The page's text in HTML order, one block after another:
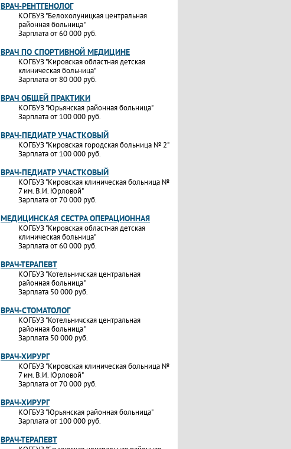
ВРАЧ-РЕНТГЕНОЛОГ
КОГБУЗ "Белохолуницкая центральная
районная больница"
Зарплата от 60 000 руб.
ВРАЧ ПО СПОРТИВНОЙ МЕДИЦИНЕ
КОГБУЗ "Кировская областная детская
клиническая больница"
Зарплата от 80 000 руб.
ВРАЧ ОБЩЕЙ ПРАКТИКИ
КОГБУЗ "Юрьянская районная больница"
Зарплата от 100 000 руб.
ВРАЧ-ПЕДИАТР УЧАСТКОВЫЙ
КОГБУЗ "Кировская городская больница № 2"
Зарплата от 100 000 руб.
ВРАЧ-ПЕДИАТР УЧАСТКОВЫЙ
КОГБУЗ "Кировская клиническая больница №
7 им. В.И. Юрловой"
Зарплата от 70 000 руб.
МЕДИЦИНСКАЯ СЕСТРА ОПЕРАЦИОННАЯ
КОГБУЗ "Кировская областная детская
клиническая больница"
Зарплата от 60 000 руб.
ВРАЧ-ТЕРАПЕВТ
КОГБУЗ "Котельничская центральная
районная больница"
Зарплата 50 000 руб.
ВРАЧ-СТОМАТОЛОГ
КОГБУЗ "Котельничская центральная
районная больница"
Зарплата 50 000 руб.
ВРАЧ-ХИРУРГ
КОГБУЗ "Кировская клиническая больница №
7 им. В.И. Юрловой"
Зарплата от 70 000 руб.
ВРАЧ-ХИРУРГ
КОГБУЗ "Юрьянская районная больница"
Зарплата от 100 000 руб.
ВРАЧ-ТЕРАПЕВТ